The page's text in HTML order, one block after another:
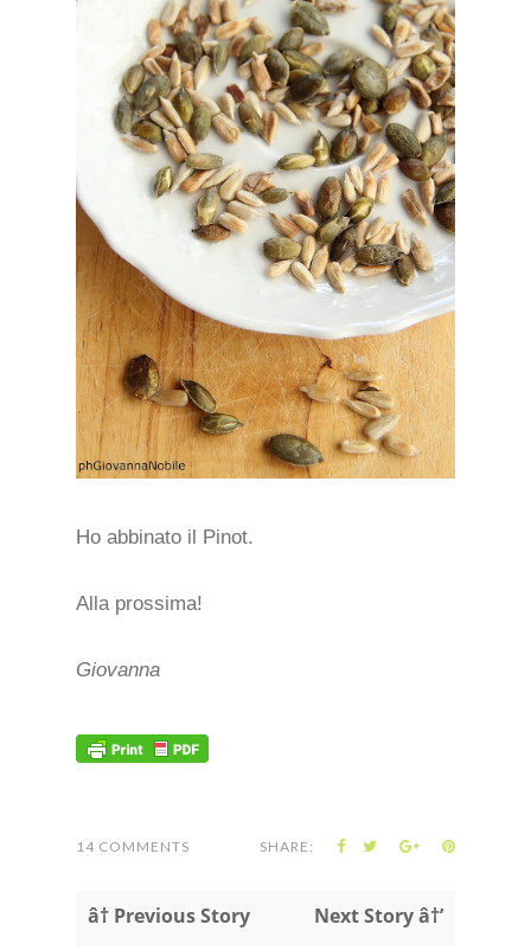
Ho abbinato il Pinot.
Alla prossima!
Giovanna
14 COMMENTS SHARE:
â† Previous Story Next Story â†’